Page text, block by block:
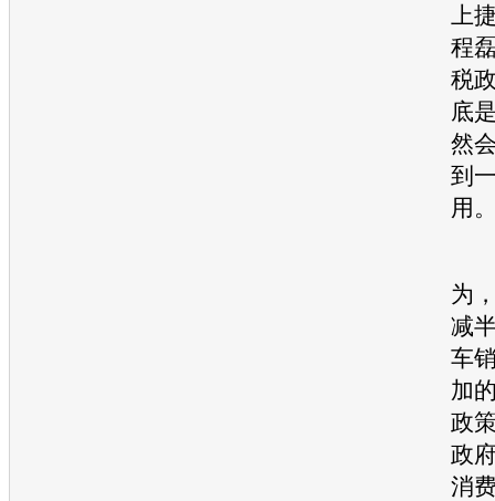
上
程
税
底
然
到
用
为
减
车
加
政
政
消